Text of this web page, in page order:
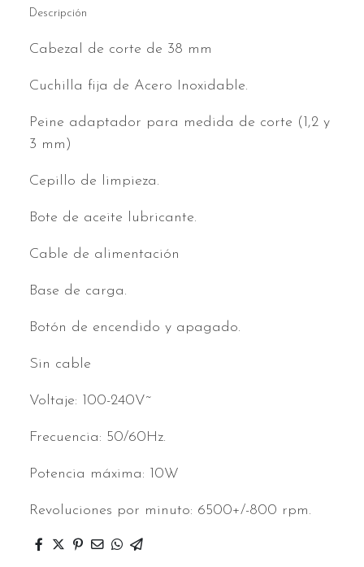
Descripción
Cabezal de corte de 38 mm
Cuchilla fija de Acero Inoxidable.
Peine adaptador para medida de corte (1,2 y
3 mm)
Cepillo de limpieza.
Bote de aceite lubricante.
Cable de alimentación
Base de carga.
Botón de encendido y apagado.
Sin cable
Voltaje: 100-240V~
Frecuencia: 50/60Hz.
Potencia máxima: 10W
Revoluciones por minuto: 6500+/-800 rpm.